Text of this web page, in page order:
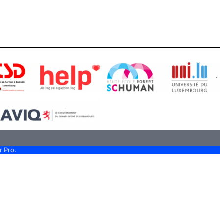
Pro.